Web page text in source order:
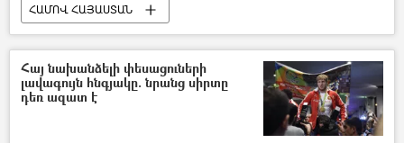
ՀԱՄՈՎ ՀԱՅԱՍՏԱՆ
Հայ նախանձելի փեսացուների
լավագույն հնգյակը. նրանց սիրտը
դեռ ազատ է